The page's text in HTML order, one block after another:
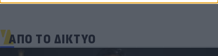
ΑΠΟ ΤΟ ΔΙΚΤΥΟ